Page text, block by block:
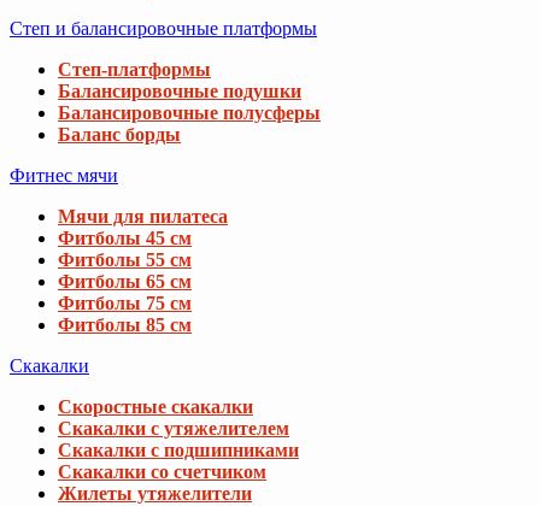
Степ и балансировочные платформы
Степ-платформы
Балансировочные подушки
Балансировочные полусферы
Баланс борды
Фитнес мячи
Мячи для пилатеса
Фитболы 45 см
Фитболы 55 см
Фитболы 65 см
Фитболы 75 см
Фитболы 85 см
Скакалки
Скоростные скакалки
Скакалки с утяжелителем
Скакалки с подшипниками
Скакалки со счетчиком
Жилеты утяжелители